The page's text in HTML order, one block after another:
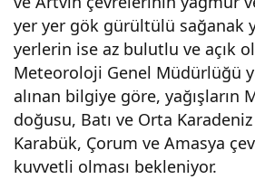
yer yer gök gürültülü sağanak
yerlerin ise az bulutlu ve açık
Meteoroloji Genel Müdürlüğü
alınan bilgiye göre, yağışların
doğusu, Batı ve Orta Karadeniz
Karabük, Çorum ve Amasya
kuvvetli olması bekleniyor.
kesi
mler
inde